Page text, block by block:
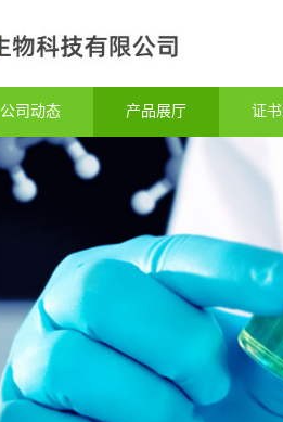
公司动态 产品展厅 证